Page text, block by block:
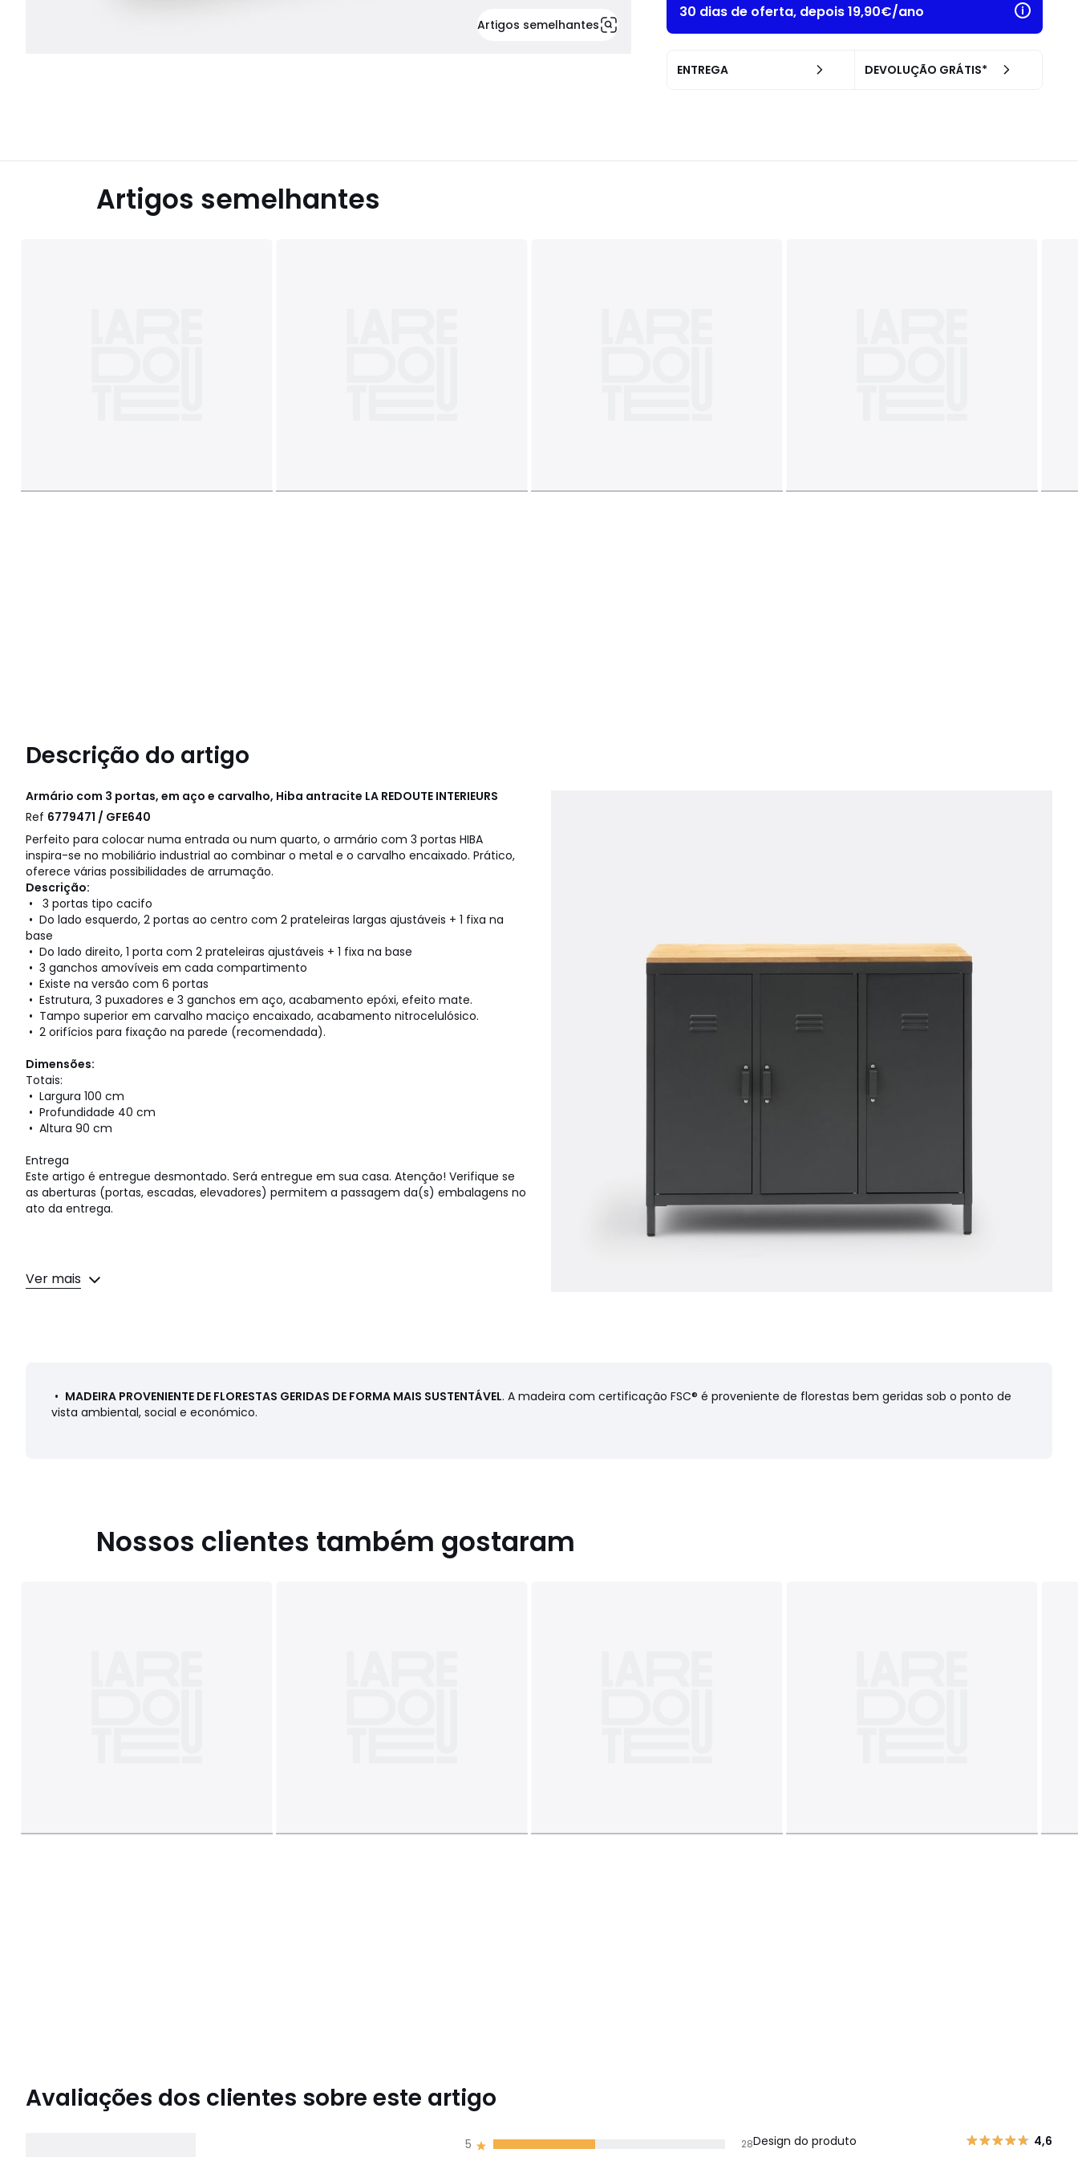
Artigos semelhantes
30 dias de oferta, depois 19,90€/ano
ENTREGA DEVOLUÇÃO GRÁTIS*
Artigos semelhantes
Descrição do artigo
Armário com 3 portas, em aço e carvalho, Hiba antracite LA REDOUTE INTERIEURS
Ref 6779471 / GFE640
Perfeito para colocar numa entrada ou num quarto, o armário com 3 portas HIBA
inspira-se no mobiliário industrial ao combinar o metal e o carvalho encaixado. Prático,
oferece várias possibilidades de arrumação.
Descrição:
• 3 portas tipo cacifo
• Do lado esquerdo, 2 portas ao centro com 2 prateleiras largas ajustáveis + 1 fixa na
base
• Do lado direito, 1 porta com 2 prateleiras ajustáveis + 1 fixa na base
• 3 ganchos amovíveis em cada compartimento
• Existe na versão com 6 portas
• Estrutura, 3 puxadores e 3 ganchos em aço, acabamento epóxi, efeito mate.
• Tampo superior em carvalho maciço encaixado, acabamento nitrocelulósico.
• 2 orifícios para fixação na parede (recomendada).
Dimensões:
Totais:
• Largura 100 cm
• Profundidade 40 cm
• Altura 90 cm
Entrega
Este artigo é entregue desmontado. Será entregue em sua casa. Atenção! Verifique se
as aberturas (portas, escadas, elevadores) permitem a passagem da(s) embalagens no
ato da entrega.
Dimensões e peso das embalagens
1 embalagem
Descarregar guia
Ver mais
• MADEIRA PROVENIENTE DE FLORESTAS GERIDAS DE FORMA MAIS SUSTENTÁVEL. A madeira com certificação FSC® é proveniente de florestas bem geridas sob o ponto de
vista ambiental, social e económico.
Nossos clientes também gostaram
Avaliações dos clientes sobre este artigo
5 28Design do produto 4,6